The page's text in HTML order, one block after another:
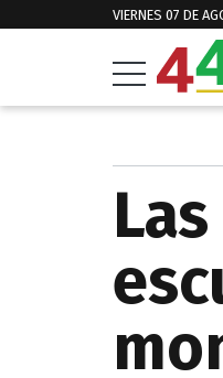
VIERNES 07 DE